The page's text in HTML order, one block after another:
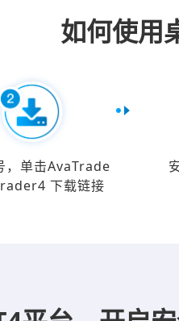
如何使用
，单击AvaTrade
下载链接